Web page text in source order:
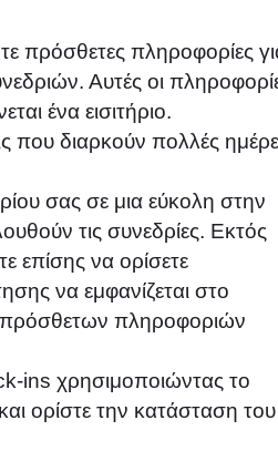
πρόσθετες πληροφορίες
Αυτές οι
ένα εισιτήριο.
που διαρκούν πολλές
σας σε μια εύκολη στην
τις συνεδρίες. Εκτός
επίσης να ορίσετε
να εμφανίζεται στο
πρόσθετων πληροφοριών
ins χρησιμοποιώντας το
ορίστε την κατάσταση του